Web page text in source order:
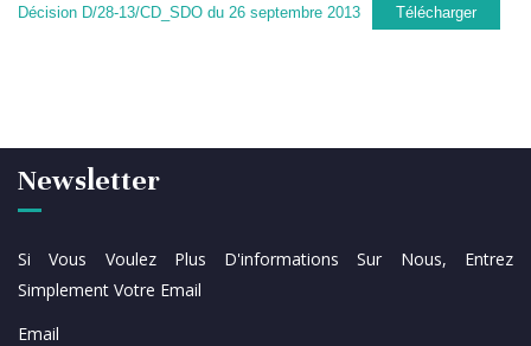
Décision D/28-13/CD_SDO du 26 septembre 2013 Télécharger
Newsletter
Si Vous Voulez Plus D'informations Sur Nous, Entrez
Simplement Votre Email
Email